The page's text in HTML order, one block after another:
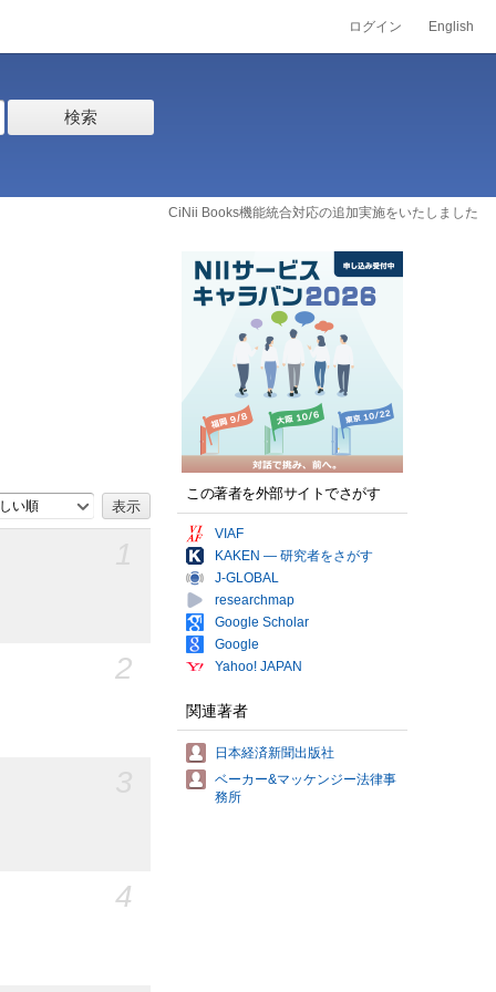
ログイン English
検索
CiNii Books機能統合対応の追加実施をいたしました
い順
2
4
この著者を外部サイトでさがす
VIAF
KAKEN — 研究者をさがす
J-GLOBAL
researchmap
Google Scholar
Google
Yahoo! JAPAN
関連著者
日本経済新聞出版社
ベーカー&マッケンジー法律事
務所